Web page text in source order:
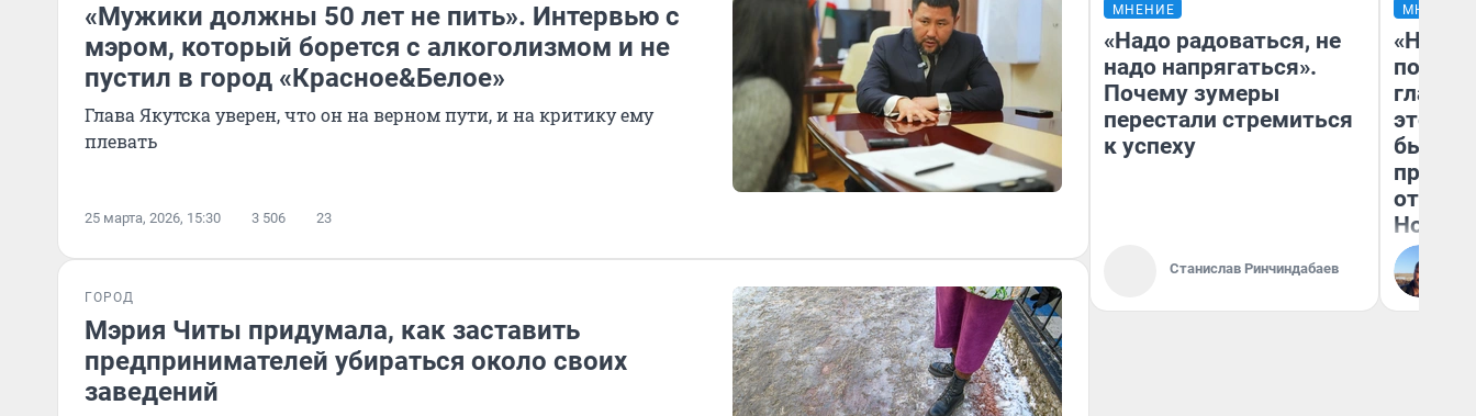
«Мужики должны 50 лет не пить». Интервью с
мэром, который борется с алкоголизмом и не
пустил в город «Красное&Белое»
Глава Якутска уверен, что он на верном пути, и на критику ему
плевать
25 марта, 2026, 15:30 3 506 23
ГОРОД
Мэрия Читы придумала, как заставить
предпринимателей убираться около своих
заведений
МНЕНИЕ
«Надо радоваться, не
надо напрягаться».
Почему зумеры
перестали стремиться
к успеху
Станислав Ринчиндабаев
МНЕНИЕ
этого
бьет
отзыв
Нолана